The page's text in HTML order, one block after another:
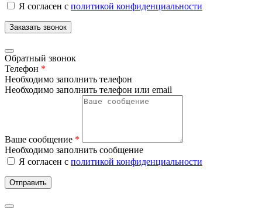
Я согласен с политикой конфиденциальности
Заказать звонок
Обратный звонок
Телефон *
Необходимо заполнить телефон
Необходимо заполнить телефон или email
Ваше сообщение *
Необходимо заполнить сообщение
Я согласен с политикой конфиденциальности
Отправить